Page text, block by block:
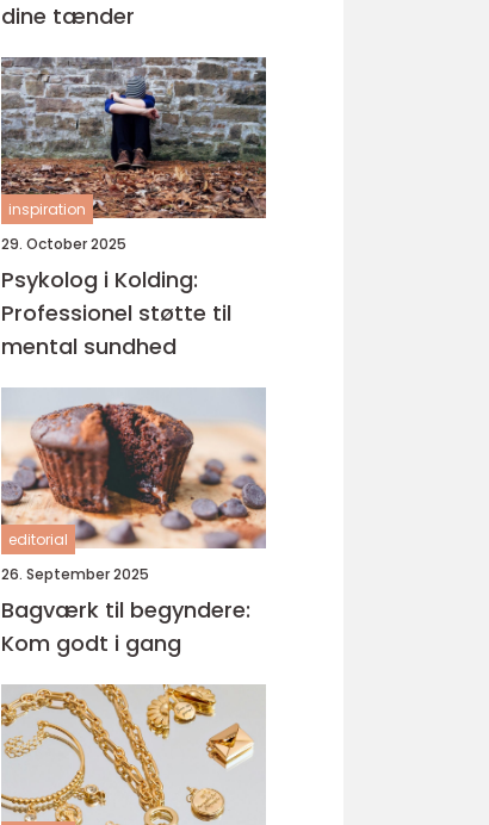
dine tænder
inspiration
29. October 2025
Psykolog i Kolding:
Professionel støtte til
mental sundhed
editorial
26. September 2025
Bagværk til begyndere:
Kom godt i gang